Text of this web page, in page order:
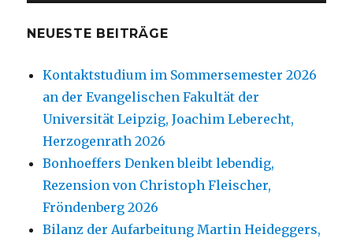
NEUESTE BEITRÄGE
Kontaktstudium im Sommersemester 2026
an der Evangelischen Fakultät der
Universität Leipzig, Joachim Leberecht,
Herzogenrath 2026
Bonhoeffers Denken bleibt lebendig,
Rezension von Christoph Fleischer,
Fröndenberg 2026
Bilanz der Aufarbeitung Martin Heideggers,